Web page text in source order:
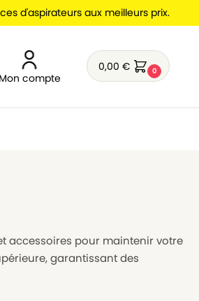
d'aspirateurs aux meilleurs prix.
Mon compte
0,00€ 0
accessoires pour maintenir votre
garantissant des